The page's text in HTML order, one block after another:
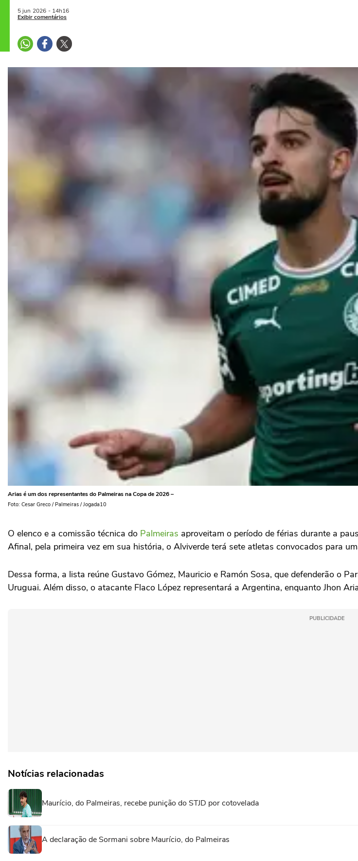
5 jun 2026 - 14h16
Exibir comentários
Arias é um dos representantes do Palmeiras na Copa de 2026 –
Foto: Cesar Greco / Palmeiras / Jogada10
O elenco e a comissão técnica do Palmeiras aproveitam o período de férias durante a
Afinal, pela primeira vez em sua história, o Alviverde terá sete atletas convocados para
Dessa forma, a lista reúne Gustavo Gómez, Mauricio e Ramón Sosa, que defenderão o
Uruguai. Além disso, o atacante Flaco López representará a Argentina, enquanto Jhon
PUBLICIDADE
Notícias relacionadas
Maurício, do Palmeiras, recebe punição do STJD por cotovelada
A declaração de Sormani sobre Maurício, do Palmeiras